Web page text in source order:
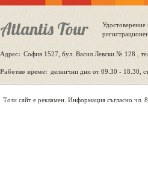
Atlantis Tour
Удостоверение
Адрес: София 1527, бул. Васил Левски № 128 ,
Работно време: делнични дни от 09.30 - 18.30,
Tози сайт е рекламен. Информация съгласно